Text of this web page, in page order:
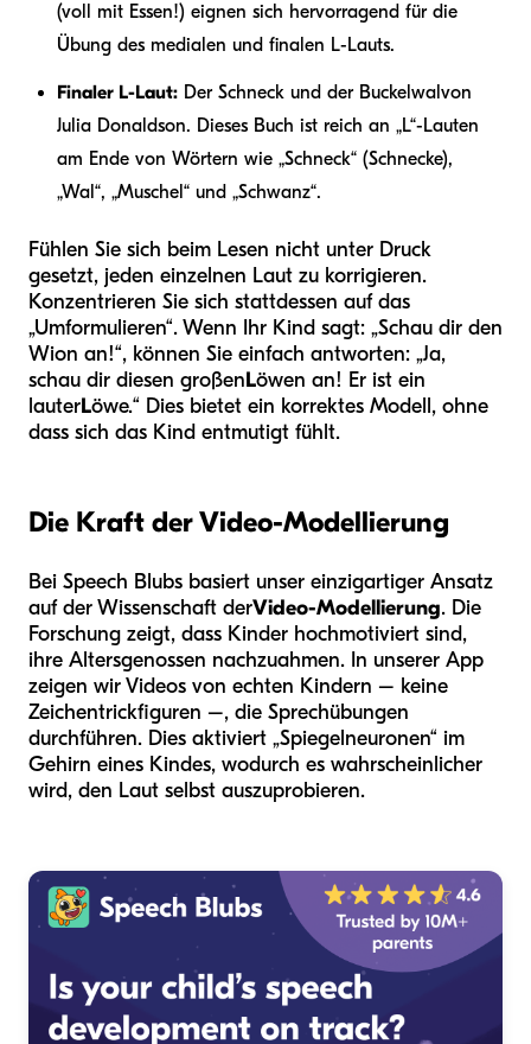
(voll mit Essen!) eignen sich hervorragend für die
Übung des medialen und finalen L-Lauts.
Finaler L-Laut: Der Schneck und der Buckelwal von
Julia Donaldson. Dieses Buch ist reich an „L“-Lauten
am Ende von Wörtern wie „Schneck“ (Schnecke),
„Wal“, „Muschel“ und „Schwanz“.
Fühlen Sie sich beim Lesen nicht unter Druck
gesetzt, jeden einzelnen Laut zu korrigieren.
Konzentrieren Sie sich stattdessen auf das
„Umformulieren“. Wenn Ihr Kind sagt: „Schau dir den
Wion an!“, können Sie einfach antworten: „Ja,
schau dir diesen großenLöwen an! Er ist ein
lauterLöwe.“ Dies bietet ein korrektes Modell, ohne
dass sich das Kind entmutigt fühlt.
Die Kraft der Video-Modellierung
Bei Speech Blubs basiert unser einzigartiger Ansatz
auf der Wissenschaft derVideo-Modellierung. Die
Forschung zeigt, dass Kinder hochmotiviert sind,
ihre Altersgenossen nachzuahmen. In unserer App
zeigen wir Videos von echten Kindern – keine
Zeichentrickfiguren –, die Sprechübungen
durchführen. Dies aktiviert „Spiegelneuronen“ im
Gehirn eines Kindes, wodurch es wahrscheinlicher
wird, den Laut selbst auszuprobieren.